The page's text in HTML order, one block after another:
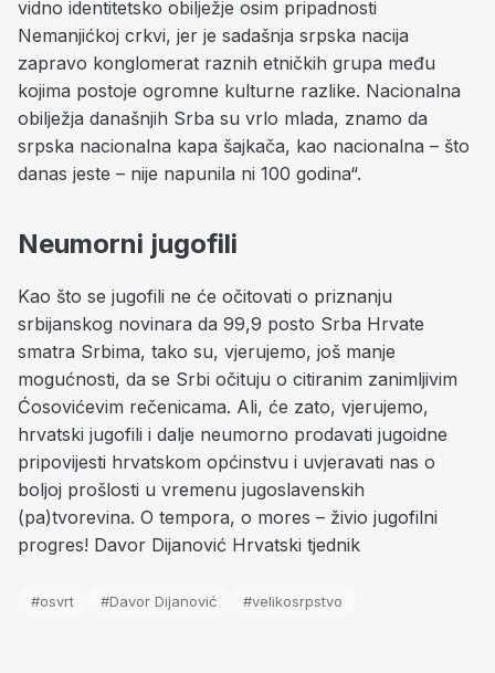
vidno identitetsko obilježje osim pripadnosti
Nemanjićkoj crkvi, jer je sadašnja srpska nacija
zapravo konglomerat raznih etničkih grupa među
kojima postoje ogromne kulturne razlike. Nacionalna
obilježja današnjih Srba su vrlo mlada, znamo da
srpska nacionalna kapa šajkača, kao nacionalna – što
danas jeste – nije napunila ni 100 godina“.
Neumorni jugofili
Kao što se jugofili ne će očitovati o priznanju
srbijanskog novinara da 99,9 posto Srba Hrvate
smatra Srbima, tako su, vjerujemo, još manje
mogućnosti, da se Srbi očituju o citiranim zanimljivim
Ćosovićevim rečenicama. Ali, će zato, vjerujemo,
hrvatski jugofili i dalje neumorno prodavati jugoidne
pripovijesti hrvatskom općinstvu i uvjeravati nas o
boljoj prošlosti u vremenu jugoslavenskih
(pa)tvorevina. O tempora, o mores – živio jugofilni
progres! Davor Dijanović Hrvatski tjednik
#osvrt #Davor Dijanović #velikosrpstvo